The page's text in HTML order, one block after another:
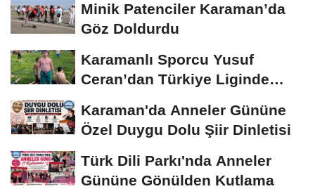
Minik Patenciler Karaman’da
Göz Doldurdu
Karamanlı Sporcu Yusuf
Ceran’dan Türkiye Liginde
Karaman'da Anneler Gününe
Özel Duygu Dolu Şiir Dinletisi
Türk Dili Parkı'nda Anneler
Gününe Gönülden Kutlama